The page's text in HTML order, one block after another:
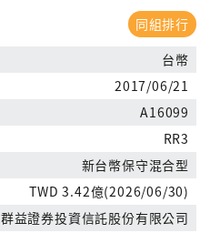
同組排行
台幣
2017/06/21
A16099
RR3
新台幣保守混合型
TWD 3.42億(2026/06/30)
群益證券投資信託股份有限公司